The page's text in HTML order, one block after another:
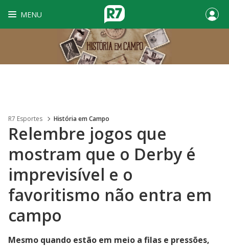
MENU
R7 Esportes História em Campo
Relembre jogos que
mostram que o Derby é
imprevisível e o
favoritismo não entra em
campo
Mesmo quando estão em meio a filas e pressões,